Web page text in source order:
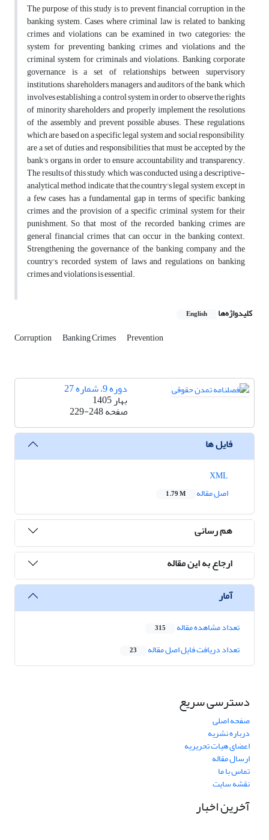
The purpose of this study is to prevent financial corruption in the
banking system. Cases where criminal law is related to banking
crimes and violations can be examined in two categories: the
system for preventing banking crimes and violations and the
criminal system for criminals and violations. Banking corporate
governance is a set of relationships between supervisory
institutions, shareholders, managers and auditors of the bank, which
involves establishing a control system in order to observe the rights
of minority shareholders and properly implement the resolutions
of the assembly and prevent possible abuses. These regulations,
which are based on a specific legal system and social responsibility,
are a set of duties and responsibilities that must be accepted by the
bank's organs in order to ensure accountability and transparency.
The results of this study, which was conducted using a descriptive-
analytical method, indicate that the country's legal system, except in
a few cases, has a fundamental gap in terms of specific banking
crimes and the provision of a specific criminal system for their
punishment; So that most of the recorded banking crimes are
general financial crimes that can occur in the banking context.
Strengthening the governance of the banking company and the
country's recorded system of laws and regulations on banking
crimes and violations is essential.
کلیدواژه‌ها English
Corruption Banking Crimes Prevention
دوره 9، شماره 27
بهار 1405
صفحه229-248
فایل ها
اصل مقاله
1.79 M
هم رسانی
ارجاع به این مقاله
آمار
تعداد مشاهده مقاله 315
تعداد دریافت فایل اصل مقاله 23
دسترسی سریع
صفحه اصلی
درباره نشریه
اعضای هیات تحریریه
ارسال مقاله
تماس با ما
نقشه سایت
آخرین اخبار